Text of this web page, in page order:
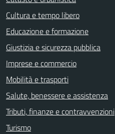
Cultura e tempo libero
Educazione e formazione
Giustizia e sicurezza pubblica
Imprese e commercio
Mobilità e trasporti
Salute, benessere e assistenza
Tributi, finanze e contravvenzioni
Turismo